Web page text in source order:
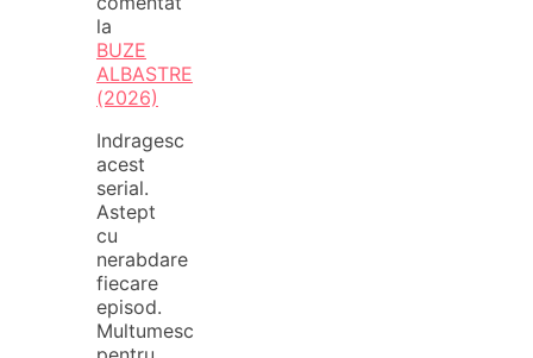
la
BUZE
ALBASTRE
(2026)
Indragesc
acest
serial.
Astept
cu
nerabdare
fiecare
episod.
Multumesc